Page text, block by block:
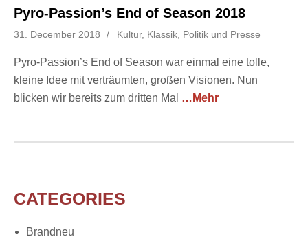
Pyro-Passion’s End of Season 2018
31. December 2018 Kultur, Klassik, Politik und Presse
Pyro-Passion’s End of Season war einmal eine tolle,
kleine Idee mit verträumten, großen Visionen. Nun
blicken wir bereits zum dritten Mal …Mehr
CATEGORIES
Brandneu